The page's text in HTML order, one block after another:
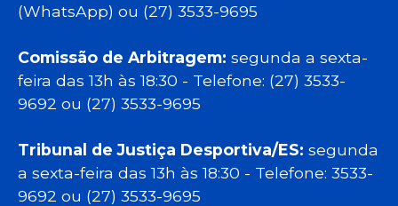
(WhatsApp) ou (27) 3533-9695
Comissão de Arbitragem: segunda a sexta-
feira das 13h às 18:30 - Telefone: (27) 3533-
9692 ou (27) 3533-9695
Tribunal de Justiça Desportiva/ES: segunda
a sexta-feira das 13h às 18:30 - Telefone: 3533-
9692 ou (27) 3533-9695